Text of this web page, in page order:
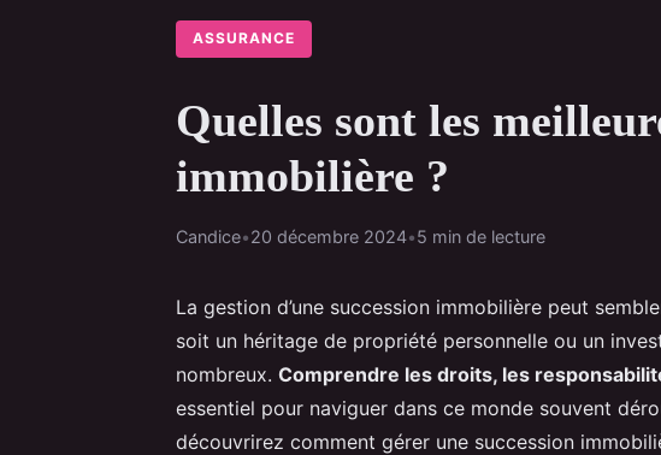
ASSURANCE
Quelles sont les
immobilière ?
Candice•20 décembre 2024•5 min de lecture
La gestion d’une succession immobilière peut
soit un héritage de propriété personnelle ou un
nombreux. Comprendre les droits, les
essentiel pour naviguer dans ce monde souvent
découvrirez comment gérer une succession